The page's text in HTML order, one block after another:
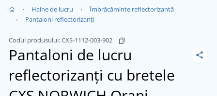
Haine de lucru
Îmbrăcăminte reflectorizantă
Pantaloni reflectorizanți
Codul produsului:CXS-1112-003-902
Pantaloni de lucru
reflectorizanți cu bretele